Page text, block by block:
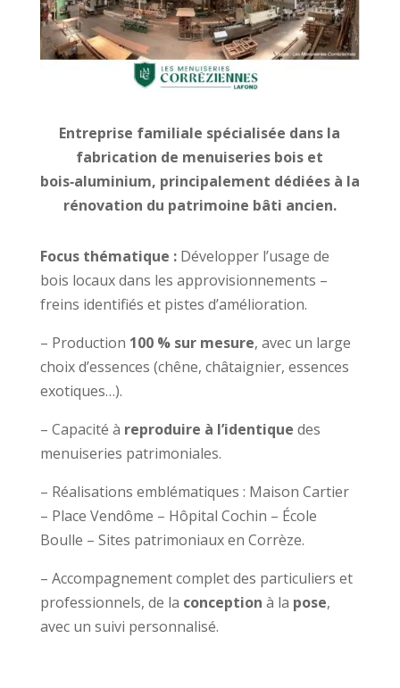
Entreprise familiale spécialisée dans la
fabrication de menuiseries bois et
bois‑aluminium, principalement dédiées à la
rénovation du patrimoine bâti ancien.
Focus thématique : Développer l’usage de
bois locaux dans les approvisionnements –
freins identifiés et pistes d’amélioration.
– Production 100 % sur mesure, avec un large
choix d’essences (chêne, châtaignier, essences
exotiques…).
– Capacité à reproduire à l’identique des
menuiseries patrimoniales.
– Réalisations emblématiques : Maison Cartier
– Place Vendôme – Hôpital Cochin – École
Boulle – Sites patrimoniaux en Corrèze.
– Accompagnement complet des particuliers et
professionnels, de la conception à la pose,
avec un suivi personnalisé.